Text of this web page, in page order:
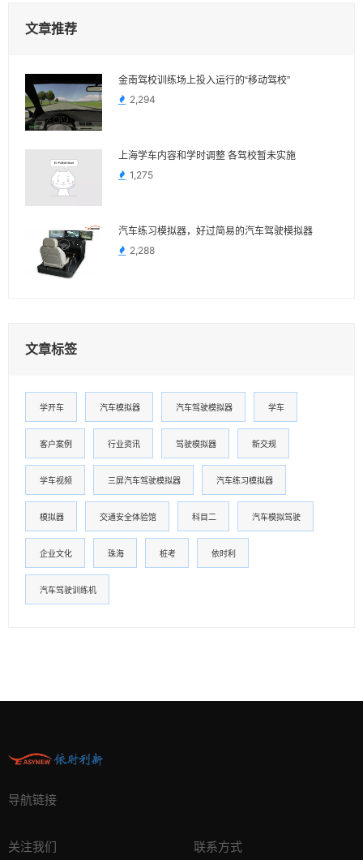
文章推荐
金南驾校训练场上投入运行的“移动驾校”
2,294
上海学车内容和学时调整 各驾校暂未实施
1,275
汽车练习模拟器，好过简易的汽车驾驶模拟器
2,288
文章标签
学开车 汽车模拟器 汽车驾驶模拟器 学车
客户案例 行业资讯 驾驶模拟器 新交规
学车视频 三屏汽车驾驶模拟器 汽车练习模拟器
模拟器 交通安全体验馆 科目二 汽车模拟驾驶
企业文化 珠海 桩考 依时利
汽车驾驶训练机
导航链接
关注我们 联系方式